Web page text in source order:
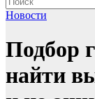
Новости
Подбор
найти